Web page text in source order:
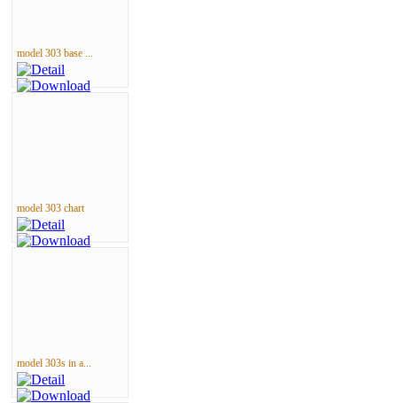
model 303 base ...
model 303 chart
model 303s in a...